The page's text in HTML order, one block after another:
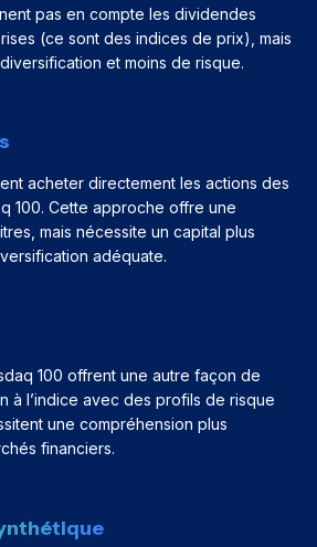
pas en compte les dividendes
(ce sont des indices de prix), mais
et moins de risque.
acheter directement les actions des
100. Cette approche offre une
mais nécessite un capital plus
adéquate.
100 offrent une autre façon de
à l’indice avec des profils de risque
une compréhension plus
financiers.